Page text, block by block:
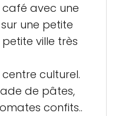
avec une
une petite
ville très
culturel.
de pâtes,
confits..